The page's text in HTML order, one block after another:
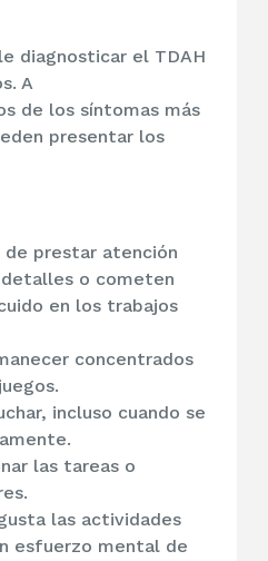
diagnosticar el TDAH
A
de los síntomas más
presentar los
de prestar atención
detalles o cometen
en los trabajos
concentrados
incluso cuando se
las tareas o
las actividades
esfuerzo mental de